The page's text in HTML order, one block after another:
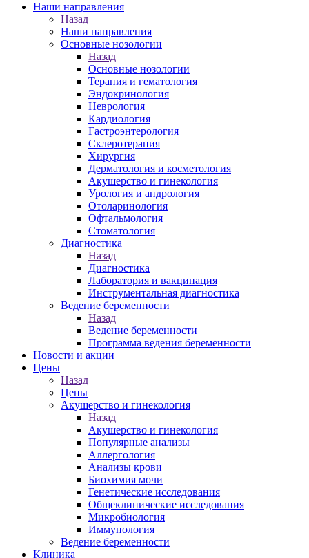
Наши направления
Назад
Наши направления
Основные нозологии
Назад
Основные нозологии
Терапия и гематология
Эндокринология
Неврология
Кардиология
Гастроэнтерология
Склеротерапия
Хирургия
Дерматология и косметология
Акушерство и гинекология
Урология и андрология
Отоларинология
Офтальмология
Стоматология
Диагностика
Назад
Диагностика
Лаборатория и вакцинация
Инструментальная диагностика
Ведение беременности
Назад
Ведение беременности
Программа ведения беременности
Новости и акции
Цены
Назад
Цены
Акушерство и гинекология
Назад
Акушерство и гинекология
Популярные анализы
Аллергология
Анализы крови
Биохимия мочи
Генетические исследования
Общеклинические исследования
Микробиология
Иммунология
Ведение беременности
Клиника